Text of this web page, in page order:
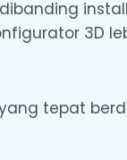
3D
tepat